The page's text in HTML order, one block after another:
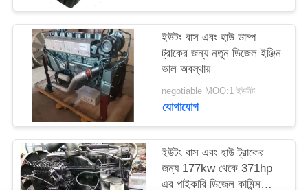
ইউটং বাস এবং হাউ ডাম্প
ট্রাকের জন্য নতুন ডিজেল ইঞ্জিন
ভাল অবস্থায়
negotiable MOQ:1 ইউনিট
যোগাযোগ
ইউটং বাস এবং হাউ ট্রাকের
জন্য 177kw থেকে 371hp
এর পাইকারি ডিজেল কামিন্স